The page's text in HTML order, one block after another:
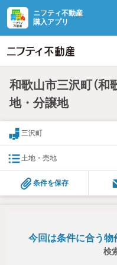
ニフティ不動産
購入アプリ
和歌山市三沢町（和
地・分譲地
三沢町
土地・売地
条件を保存
今回は条件に合う物
検